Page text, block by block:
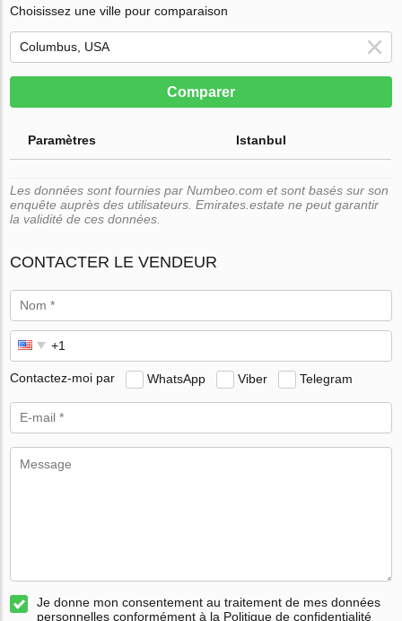
Choisissez une ville pour comparaison
Comparer
Paramètres Istanbul
Les données sont fournies par Numbeo.com et sont basés sur son
enquête auprès des utilisateurs. Emirates.estate ne peut garantir
la validité de ces données.
CONTACTER LE VENDEUR
Contactez-moi par WhatsApp Viber Telegram
Je donne mon consentement au traitement de mes données
personnelles conformément à la Politique de confidentialité